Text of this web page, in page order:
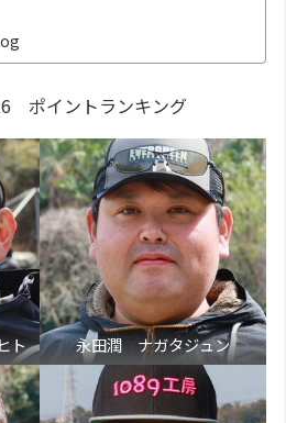
ポイントランキング
ト 永田潤 ナガタジュン